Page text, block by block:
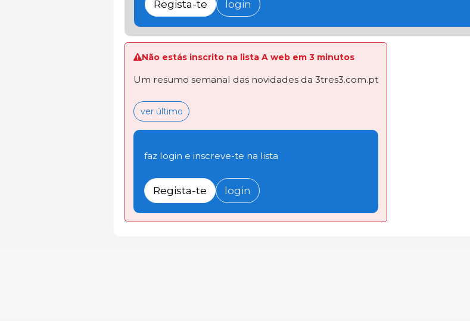
Regista-te login
Não estás inscrito na lista A web em 3 minutos
Um resumo semanal das novidades da 3tres3.com.pt
ver último
faz login e inscreve-te na lista
Regista-te login